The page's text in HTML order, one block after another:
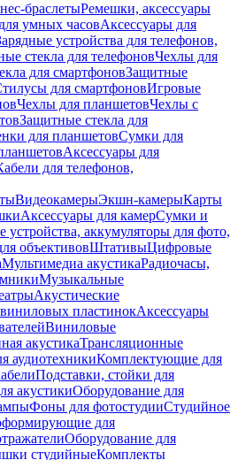
браслетыРемешки, аксессуары
умных часовАксессуары для
устройства для телефонов,
стекла для телефоновЧехлы для
для смартфоновЗащитные
для смартфоновИгровые
Чехлы для планшетовЧехлы с
Защитные стекла для
для планшетовСумки для
Аксессуары для
для телефонов,
ВидеокамерыЭкшн-камерыКарты
Аксессуары для камерСумки и
устройства, аккумуляторы для фото,
объективовШтативыЦифровые
Мультимедиа акустикаРадиочасы,
Музыкальные
Акустические
пластинокАксессуары
Виниловые
акустикаТрансляционные
аудиотехникиКомплектующие для
Подставки, стойки для
акустикиОборудование для
Фоны для фотостудииСтудийное
для
Оборудование для
студийныеКомплекты